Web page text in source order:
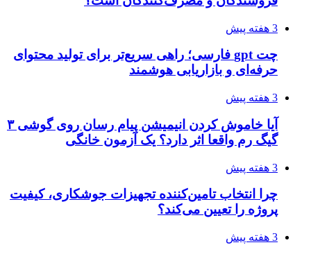
3 هفته پیش
چت gpt فارسی؛ راهی سریع‌تر برای تولید محتوای
حرفه‌ای و بازاریابی هوشمند
3 هفته پیش
آیا خاموش کردن انیمیشن پیام رسان روی گوشی ۳
گیگ رم واقعا اثر دارد؟ یک آزمون خانگی
3 هفته پیش
چرا انتخاب تامین‌کننده تجهیزات جوشکاری، کیفیت
پروژه را تعیین می‌کند؟
3 هفته پیش